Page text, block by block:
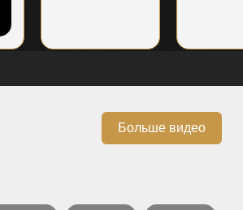
Больше видео